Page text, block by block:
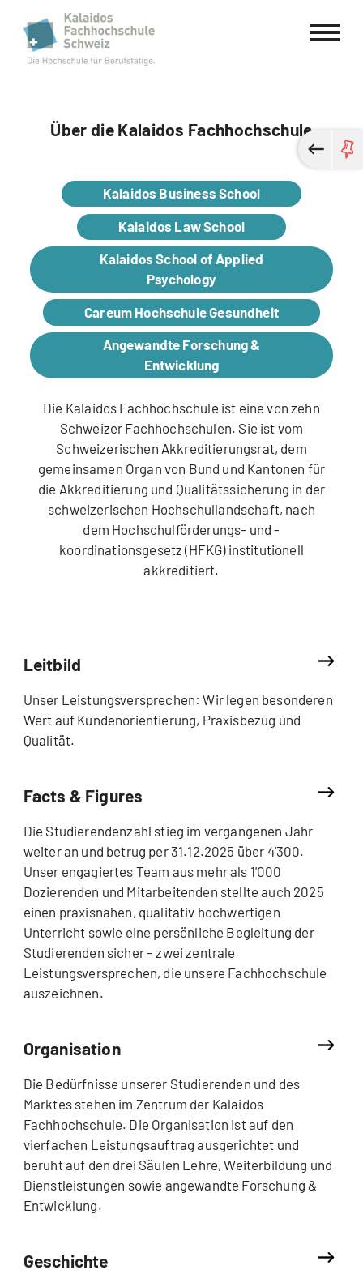
Kalaidos Fachhochschule Schweiz
Über die Kalaidos Fachhochschule
Kalaidos Business School
Kalaidos Law School
Kalaidos School of Applied
Psychology
Careum Hochschule Gesundheit
Angewandte Forschung &
Entwicklung
Die Kalaidos Fachhochschule ist eine von zehn
Schweizer Fachhochschulen. Sie ist vom
Schweizerischen Akkreditierungsrat, dem
gemeinsamen Organ von Bund und Kantonen für
die Akkreditierung und Qualitätssicherung in der
schweizerischen Hochschullandschaft, nach
dem Hochschulförderungs- und -
koordinationsgesetz (HFKG) institutionell
akkreditiert.
Leitbild
Unser Leistungsversprechen: Wir legen besonderen
Wert auf Kundenorientierung, Praxisbezug und
Qualität.
Facts & Figures
Die Studierendenzahl stieg im vergangenen Jahr
weiter an und betrug per 31.12.2025 über 4'300.
Unser engagiertes Team aus mehr als 1'000
Dozierenden und Mitarbeitenden stellte auch 2025
einen praxisnahen, qualitativ hochwertigen
Unterricht sowie eine persönliche Begleitung der
Studierenden sicher – zwei zentrale
Leistungsversprechen, die unsere Fachhochschule
auszeichnen.
Organisation
Die Bedürfnisse unserer Studierenden und des
Marktes stehen im Zentrum der Kalaidos
Fachhochschule. Die Organisation ist auf den
vierfachen Leistungsauftrag ausgerichtet und
beruht auf den drei Säulen Lehre, Weiterbildung und
Dienstleistungen sowie angewandte Forschung &
Entwicklung.
Geschichte